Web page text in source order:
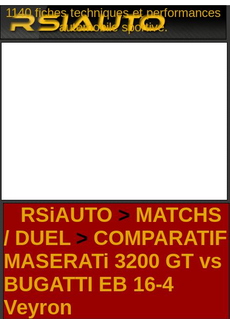
1140 fiches techniques et performances
automobile sportive.
RSiAUTO > MATCHS
/ DUEL> COMPARATIF
MASERATi 3200 GT vs
BUGATTI EB 16-4
Veyron